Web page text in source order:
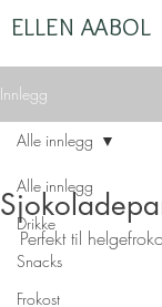
ELLEN AABOL
Innlegg
Alle innlegg
Drikke
Snacks
Frokost
Alle innlegg
Perfekt til